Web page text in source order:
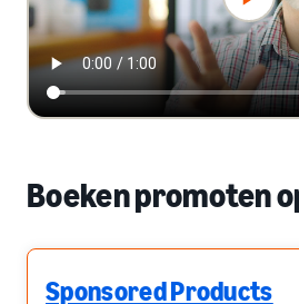
Boeken promoten
Sponsored Products